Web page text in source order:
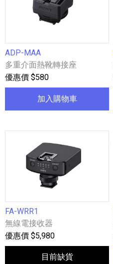
ADP-MAA
多重介面熱靴轉接座
優惠價 $580
加入購物車
FA-WRR1
無線電接收器
優惠價 $5,980
目前缺貨